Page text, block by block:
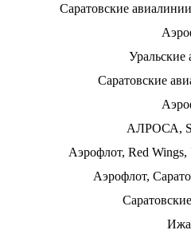
Саратовские
Уральские
Саратовские
АЛРОСА,
Аэрофлот, Red
Аэрофлот,